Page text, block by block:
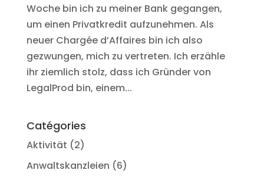
Woche bin ich zu meiner Bank gegangen,
um einen Privatkredit aufzunehmen. Als
neuer Chargée d’Affaires bin ich also
gezwungen, mich zu vertreten. Ich erzähle
ihr ziemlich stolz, dass ich Gründer von
LegalProd bin, einem...
Catégories
Aktivität (2)
Anwaltskanzleien (6)